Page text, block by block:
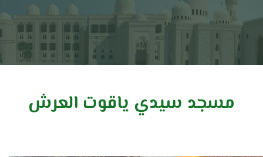
مسجد سيدي ياقوت العرش